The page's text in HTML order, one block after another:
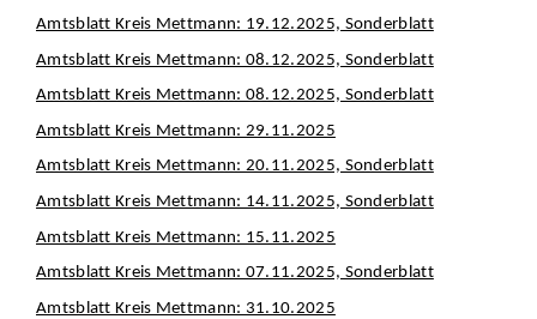
Amtsblatt Kreis Mettmann: 19.12.2025, Sonderblatt
Amtsblatt Kreis Mettmann: 08.12.2025, Sonderblatt
Amtsblatt Kreis Mettmann: 08.12.2025, Sonderblatt
Amtsblatt Kreis Mettmann: 29.11.2025
Amtsblatt Kreis Mettmann: 20.11.2025, Sonderblatt
Amtsblatt Kreis Mettmann: 14.11.2025, Sonderblatt
Amtsblatt Kreis Mettmann: 15.11.2025
Amtsblatt Kreis Mettmann: 07.11.2025, Sonderblatt
Amtsblatt Kreis Mettmann: 31.10.2025